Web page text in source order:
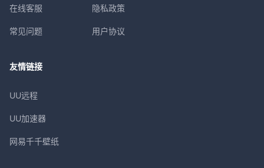
在线客服
常见问题
隐私政策
用户协议
友情链接
UU远程
UU加速器
网易千千壁纸